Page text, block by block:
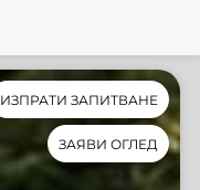
ИЗПРАТИ ЗАПИТВАНЕ
ЗАЯВИ ОГЛЕД